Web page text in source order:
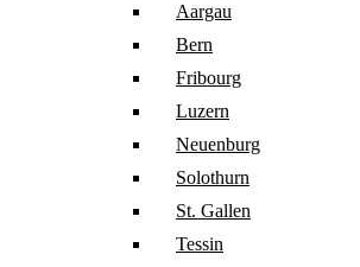
Aargau
Bern
Fribourg
Luzern
Neuenburg
Solothurn
St. Gallen
Tessin